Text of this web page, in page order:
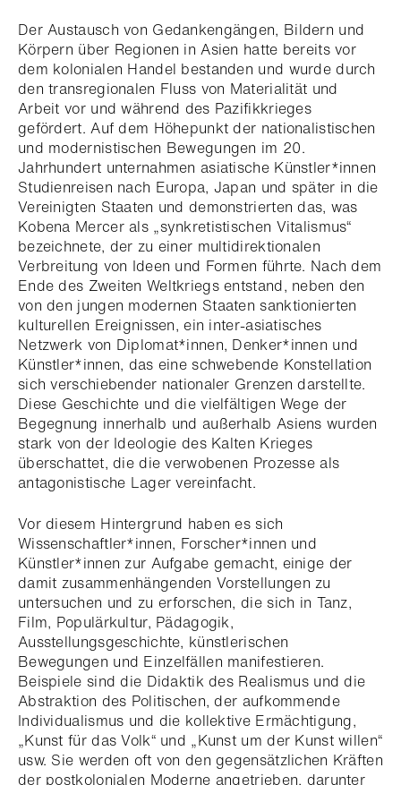
Der Austausch von Gedankengängen, Bildern und
Körpern über Regionen in Asien hatte bereits vor
dem kolonialen Handel bestanden und wurde durch
den transregionalen Fluss von Materialität und
Arbeit vor und während des Pazifikkrieges
gefördert. Auf dem Höhepunkt der nationalistischen
und modernistischen Bewegungen im 20.
Jahrhundert unternahmen asiatische Künstler*innen
Studienreisen nach Europa, Japan und später in die
Vereinigten Staaten und demonstrierten das, was
Kobena Mercer als „synkretistischen Vitalismus“
bezeichnete, der zu einer multidirektionalen
Verbreitung von Ideen und Formen führte. Nach dem
Ende des Zweiten Weltkriegs entstand, neben den
von den jungen modernen Staaten sanktionierten
kulturellen Ereignissen, ein inter-asiatisches
Netzwerk von Diplomat*innen, Denker*innen und
Künstler*innen, das eine schwebende Konstellation
sich verschiebender nationaler Grenzen darstellte.
Diese Geschichte und die vielfältigen Wege der
Begegnung innerhalb und außerhalb Asiens wurden
stark von der Ideologie des Kalten Krieges
überschattet, die die verwobenen Prozesse als
antagonistische Lager vereinfacht.
Vor diesem Hintergrund haben es sich
Wissenschaftler*innen, Forscher*innen und
Künstler*innen zur Aufgabe gemacht, einige der
damit zusammenhängenden Vorstellungen zu
untersuchen und zu erforschen, die sich in Tanz,
Film, Populärkultur, Pädagogik,
Ausstellungsgeschichte, künstlerischen
Bewegungen und Einzelfällen manifestieren.
Beispiele sind die Didaktik des Realismus und die
Abstraktion des Politischen, der aufkommende
Individualismus und die kollektive Ermächtigung,
„Kunst für das Volk“ und „Kunst um der Kunst willen“
usw. Sie werden oft von den gegensätzlichen Kräften
der postkolonialen Moderne angetrieben, darunter